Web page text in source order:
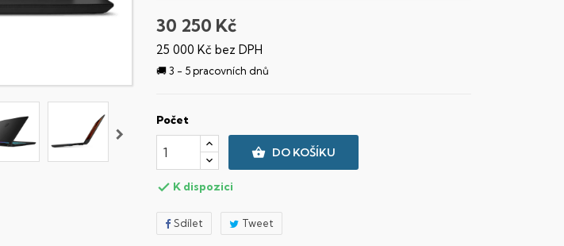
30 250 Kč
25 000 Kč bez DPH
🚚 3 - 5 pracovních dnů
Počet
 DO KOŠÍKU
 K dispozici
Sdílet Tweet